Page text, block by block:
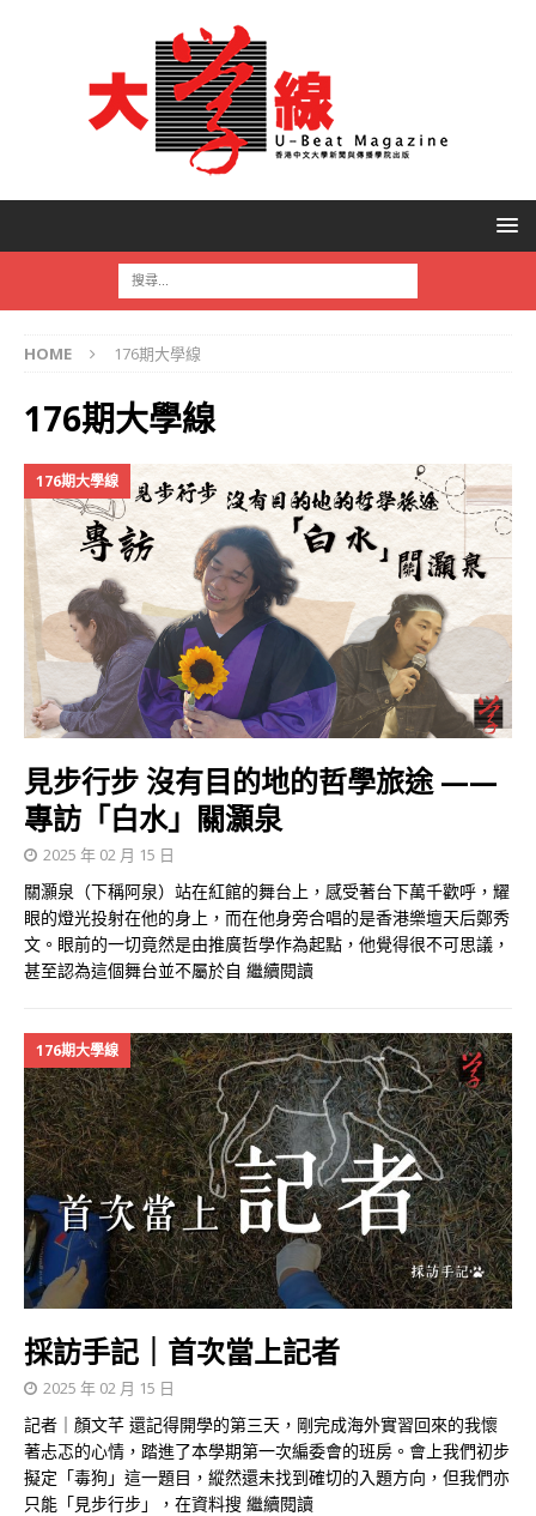
HOME 176期大學線
176期大學線
176期大學線
見步行步 沒有目的地的哲學旅途 ——
專訪「白水」關灝泉
2025 年 02 月 15 日
關灝泉（下稱阿泉）站在紅館的舞台上，感受著台下萬千歡呼，耀
眼的燈光投射在他的身上，而在他身旁合唱的是香港樂壇天后鄭秀
文。眼前的一切竟然是由推廣哲學作為起點，他覺得很不可思議，
甚至認為這個舞台並不屬於自 繼續閱讀
176期大學線
採訪手記｜首次當上記者
2025 年 02 月 15 日
記者｜顏文芊 還記得開學的第三天，剛完成海外實習回來的我懷
著忐忑的心情，踏進了本學期第一次編委會的班房。會上我們初步
擬定「毒狗」這一題目，縱然還未找到確切的入題方向，但我們亦
只能「見步行步」，在資料搜 繼續閱讀